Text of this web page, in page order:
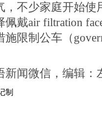
，不少家庭开始使
戴air filtration
限制公车（
新闻微信，编辑：
制